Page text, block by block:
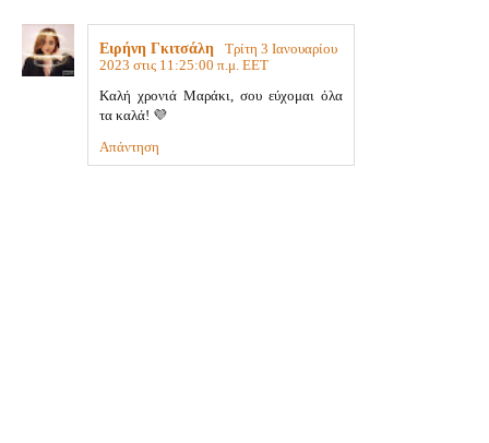
Ειρήνη Γκιτσάλη
Τρίτη 3 Ιανουαρίου
2023 στις 11:25:00 π.μ. EET
Καλή χρονιά Μαράκι, σου εύχομαι όλα
τα καλά! 💜
Απάντηση